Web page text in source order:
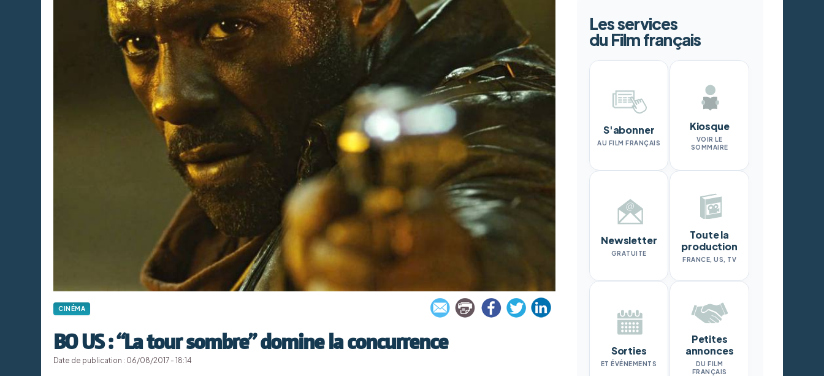
CINÉMA
BO US : “La tour sombre” domine la concurrence
Date de publication : 06/08/2017 - 18:14
Les services
du Film français
S'abonner
AU FILM FRANÇAIS
Kiosque
VOIR LE
SOMMAIRE
Newsletter
GRATUITE
Toute la
production
FRANCE, US, TV
Sorties
ET ÉVÉNEMENTS
Petites
annonces
DU FILM
FRANÇAIS